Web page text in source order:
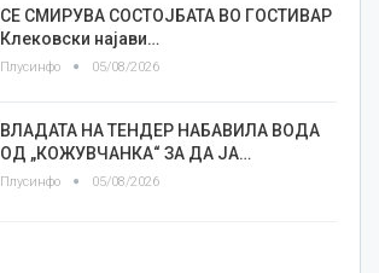
СЕ СМИРУВА СОСТОЈБАТА ВО ГОСТИВАР
Клековски најави…
Плусинфо 05/08/2026
ВЛАДАТА НА ТЕНДЕР НАБАВИЛА ВОДА
ОД „КОЖУВЧАНКА“ ЗА ДА ЈА…
Плусинфо 05/08/2026